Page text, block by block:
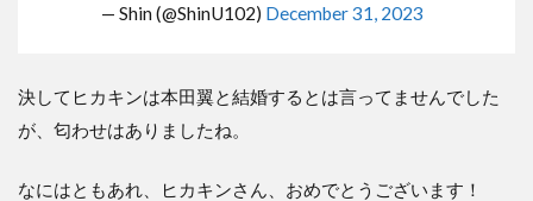
— Shin (@ShinU102) December 31, 2023
決してヒカキンは本田翼と結婚するとは言ってませんでした
が、匂わせはありましたね。
なにはともあれ、ヒカキンさん、おめでとうございます！